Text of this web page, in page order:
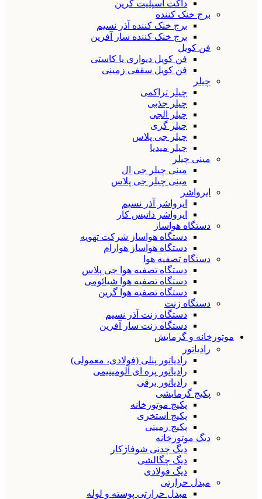
داکت اسپلیت گرین
برج خنک کننده
برج خنک کننده آذر نسیم
برج خنک کننده سار آفرین
فن کویل
فن کویل دیواری یا کاستی
فن کویل سقفی زمینی
چیلر
چیلر تراکمی
چیلر جذبی
چیلر الجی
چیلر گری
چیلر جی پلاس
چیلر میدیا
مینی چیلر
مینی چیلر جی ال
مینی چیلر جی پلاس
ایرواشر
ایرواشر آذر نسیم
ایرواشر داتیس کار
دستگاه هواساز
دستگاه هواساز شرکت تهویه
دستگاه هواساز هوارام
دستگاه تصفیه هوا
دستگاه تصفیه هوا جی پلاس
دستگاه تصفیه هوا شیائومی
دستگاه تصفیه هوا گرین
دستگاه زنت
دستگاه زنت آذر نسیم
دستگاه زنت سار آفرین
موتورخانه و گرمایش
رادیاتور
رادیاتور پنلی (فولادی، معمولی)
رادیاتور پره ای آلومینیمی
رادیاتور برقی
پکیج گرمایشی
پکیج موتورخانه
پکیج استخری
پکیج زمینی
دیگ موتورخانه
دیگ چدنی شوفاژکار
دیگ چگالشی
دیگ فولادی
مبدل حرارتی
مبدل حرارتی پوسته و لوله